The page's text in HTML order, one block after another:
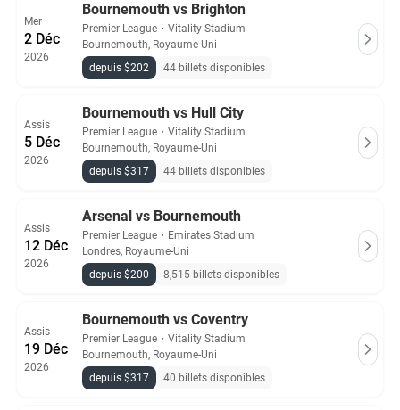
Mer
2 Déc
2026
Bournemouth vs Brighton
Premier League ・ Vitality Stadium
Bournemouth, Royaume-Uni
depuis $202
44 billets disponibles
Assis
5 Déc
2026
Bournemouth vs Hull City
Premier League ・ Vitality Stadium
Bournemouth, Royaume-Uni
depuis $317
44 billets disponibles
Assis
12 Déc
2026
Arsenal vs Bournemouth
Premier League ・ Emirates Stadium
Londres, Royaume-Uni
depuis $200
8,515 billets disponibles
Assis
19 Déc
2026
Bournemouth vs Coventry
Premier League ・ Vitality Stadium
Bournemouth, Royaume-Uni
depuis $317
40 billets disponibles